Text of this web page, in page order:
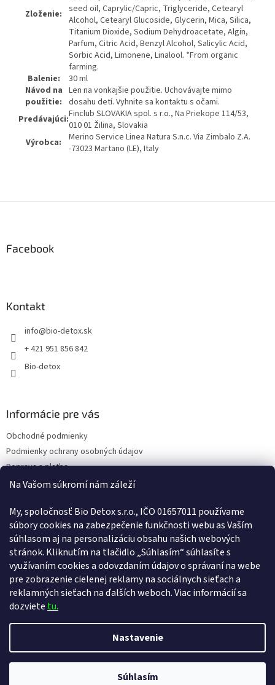
Na Vašom súkromí nám záleží
My, spoločnosť Bio Detox s.r.o., IČO 01657011 používame
súbory cookies na zabezpečenie funkčnosti webu as Vaším
súhlasom aj na personalizáciu obsahu našich webových
stránok. Kliknutím na tlačidlo „Súhlasím“ súhlasíte s
využívaním cookies a odovzdaním údajov o správaní na webe
pre zobrazenie cielenej reklamy na sociálnych sieťach a
reklamných sieťach na ďalších weboch. Viac informácií sa
dozviete tu.
Nastavenie
Súhlasím
VÁŽÍME SI VAŠEJ VERNOSTI! Ihneď pri registrácii získavate zľavu 2% a s
Zloženie: seed oil, Caprylic/Capric, Triglyceride, Cetearyl
Alcohol, Cetearyl Glucoside, Glycerin, Mica, Silica,
Titanium Dioxide, Sodium Dehydroacetate, Algin,
Parfum, Citric Acid, Benzyl Alcohol, Salicylic Acid,
Sorbic Acid, Limonene, Linalool. *From organic
farming.
Balenie:
30 ml
Návod na
použitie:
Len na vonkajšie použitie. Uchovávajte mimo
dosahu detí. Vyhnite sa kontaktu s očami.
Predávajúci:Finclub SLOVAKIA spol. s r.o., Na Priekope 114/53,
010 01 Žilina, Slovakia
Výrobca:
Merino Service Linea Natura S.n.c. Via Zimbalo Z.A.
-73023 Martano (LE), Italy
Facebook
Kontakt
info@bio-detox.sk
+ 421 951 856 842
Bio-detox
Informácie pre vás
Obchodné podmienky
Podmienky ochrany osobných údajov
Doprava a platba
Kontakty
Reklamačný poriadok
Poučenie o uplatnení práva spotrebiteľa na odstúpenie od zmluvy
Vernostný program
Pravidlá vernostného programu
ODSTÚPENIE OD ZMLUVY
Copyright 2026Bio-detox.sk. Všetky práva vyhradené.Upraviť
nastavenie cookies